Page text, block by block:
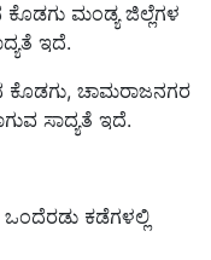
ಮಂಡ್ಯ ಜಿಲ್ಲೆಗಳ
ಇದೆ.
ಕೊಡಗು, ಚಾಮರಾಜನಗರ
ಸಾದ್ಯತೆ ಇದೆ.
ಕಡೆಗಳಲ್ಲಿ